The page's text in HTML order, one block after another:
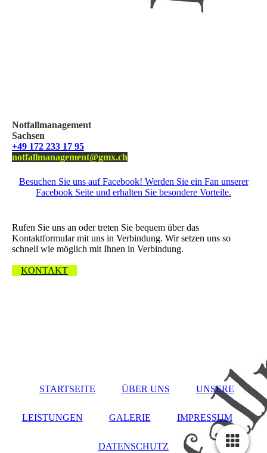
Notfallmanagement
Sachsen
+49 172 233 17 95
notfallmanagement@gmx.ch
Besuchen Sie uns auf Facebook! Werden Sie ein Fan unserer
Facebook Seite und erhalten Sie besondere Vorteile.
Rufen Sie uns an oder treten Sie bequem über das
Kontaktformular mit uns in Verbindung. Wir setzen uns so
schnell wie möglich mit Ihnen in Verbindung.
KONTAKT
STARTSEITE ÜBER UNS UNSERE
LEISTUNGEN GALERIE IMPRESSUM
DATENSCHUTZ